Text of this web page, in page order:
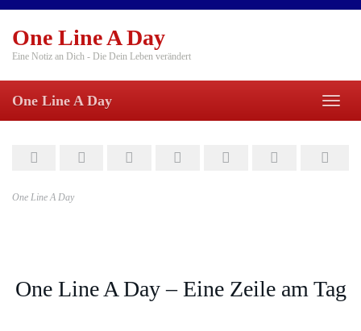
Skip
main
content
One Line A Day
Eine Notiz an Dich - Die Dein Leben verändert
Toggle
One Line A Day
One Line A Day
One Line A Day – Eine Zeile am Tag